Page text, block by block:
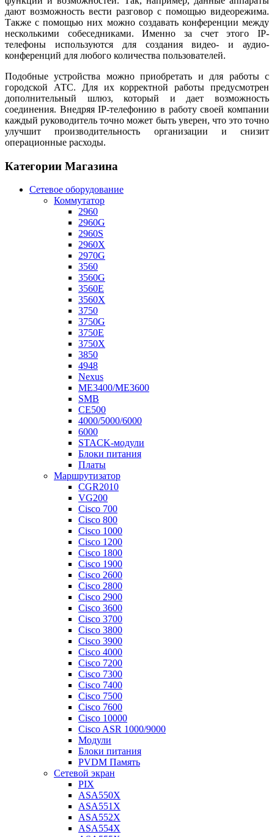
дают возможность вести разговор с помощью видеорежима.
Также с помощью них можно создавать конференции между
несколькими собеседниками. Именно за счет этого IP-
телефоны используются для создания видео- и аудио-
конференций для любого количества пользователей.
Подобные устройства можно приобретать и для работы с
городской АТС. Для их корректной работы предусмотрен
дополнительный шлюз, который и дает возможность
соединения. Внедряя IP-телефонию в работу своей компании
каждый руководитель точно может быть уверен, что это точно
улучшит производительность организации и снизит
операционные расходы.
Категории Магазина
Сетевое оборудование
Коммутатор
2960
2960G
2960S
2960X
2970G
3560
3560G
3560E
3560X
3750
3750G
3750E
3750X
3850
4948
Nexus
ME3400/ME3600
SMB
CE500
4000/5000/6000
6000
STACK-модули
Блоки питания
Платы
Маршрутизатор
CGR2010
VG200
Cisco 700
Cisco 800
Cisco 1000
Cisco 1200
Cisco 1800
Cisco 1900
Cisco 2600
Cisco 2800
Cisco 2900
Cisco 3600
Cisco 3700
Cisco 3800
Cisco 3900
Cisco 4000
Cisco 7200
Cisco 7300
Cisco 7400
Cisco 7500
Cisco 7600
Cisco 10000
Cisco ASR 1000/9000
Модули
Блоки питания
PVDM Память
Сетевой экран
PIX
ASA550X
ASA551X
ASA552X
ASA554X